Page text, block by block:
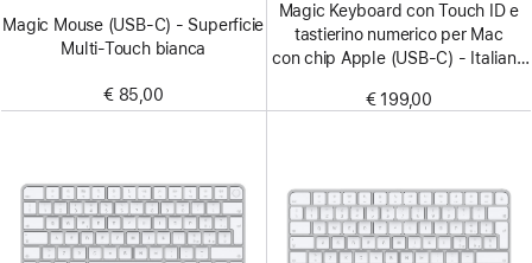
Magic Mouse (USB‑C) - Superficie
Multi‑Touch bianca
€ 85,00
Magic Keyboard con Touch ID e
tastierino numerico per Mac
con chip Apple (USB‑C) - Italiano
€ 199,00